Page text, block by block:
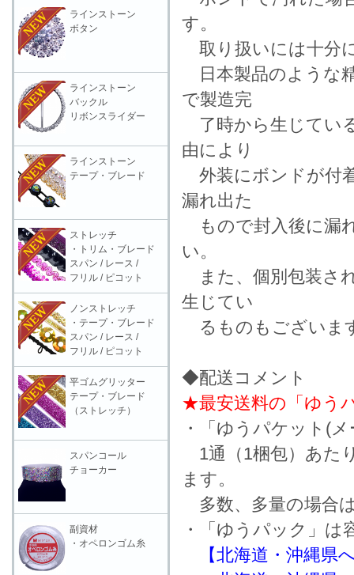
す。
取り扱いには十分
日本製品のような
で製造完
了時から生じてい
由により
外装にボンドが付
漏れ出た
もので封入後に漏
い。
また、個別包装さ
生じてい
るものもございま
◆配送コメント
★最安送料の「ゆう
・「ゆうパケット(
1通（1梱包）あた
ます。
多数、多量の場合
・「ゆうパック」は
【北海道・沖縄県
ラインストーン
ボタン
ラインストーン
バックル
リボンスライダー
ラインストーン
テープ・ブレード
ストレッチ
・トリム・ブレード
スパン / レース /
フリル / ピコット
ノンストレッチ
・テープ・ブレード
スパン / レース /
フリル / ピコット
平ゴムグリッター
テープ・ブレード
（ストレッチ）
スパンコール
チョーカー
副資材
・オペロンゴム糸